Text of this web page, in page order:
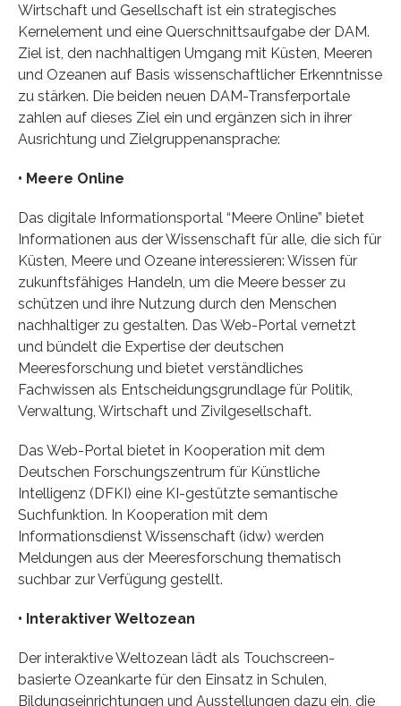
Wirtschaft und Gesellschaft ist ein strategisches
Kernelement und eine Querschnittsaufgabe der DAM.
Ziel ist, den nachhaltigen Umgang mit Küsten, Meeren
und Ozeanen auf Basis wissenschaftlicher Erkenntnisse
zu stärken. Die beiden neuen DAM-Transferportale
zahlen auf dieses Ziel ein und ergänzen sich in ihrer
Ausrichtung und Zielgruppenansprache:
• Meere Online
Das digitale Informationsportal “Meere Online” bietet
Informationen aus der Wissenschaft für alle, die sich für
Küsten, Meere und Ozeane interessieren: Wissen für
zukunftsfähiges Handeln, um die Meere besser zu
schützen und ihre Nutzung durch den Menschen
nachhaltiger zu gestalten. Das Web-Portal vernetzt
und bündelt die Expertise der deutschen
Meeresforschung und bietet verständliches
Fachwissen als Entscheidungsgrundlage für Politik,
Verwaltung, Wirtschaft und Zivilgesellschaft.
Das Web-Portal bietet in Kooperation mit dem
Deutschen Forschungszentrum für Künstliche
Intelligenz (DFKI) eine KI-gestützte semantische
Suchfunktion. In Kooperation mit dem
Informationsdienst Wissenschaft (idw) werden
Meldungen aus der Meeresforschung thematisch
suchbar zur Verfügung gestellt.
• Interaktiver Weltozean
Der interaktive Weltozean lädt als Touchscreen-
basierte Ozeankarte für den Einsatz in Schulen,
Bildungseinrichtungen und Ausstellungen dazu ein, die